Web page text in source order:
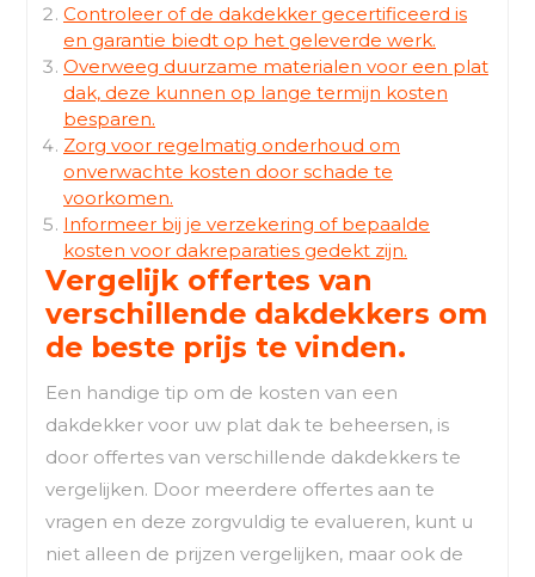
Controleer of de dakdekker gecertificeerd is
en garantie biedt op het geleverde werk.
Overweeg duurzame materialen voor een plat
dak, deze kunnen op lange termijn kosten
besparen.
Zorg voor regelmatig onderhoud om
onverwachte kosten door schade te
voorkomen.
Informeer bij je verzekering of bepaalde
kosten voor dakreparaties gedekt zijn.
Vergelijk offertes van
verschillende dakdekkers om
de beste prijs te vinden.
Een handige tip om de kosten van een
dakdekker voor uw plat dak te beheersen, is
door offertes van verschillende dakdekkers te
vergelijken. Door meerdere offertes aan te
vragen en deze zorgvuldig te evalueren, kunt u
niet alleen de prijzen vergelijken, maar ook de